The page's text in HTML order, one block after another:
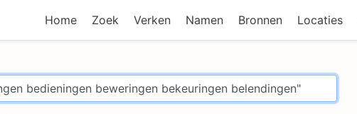
Home Zoek Verken Namen Bronnen Locaties